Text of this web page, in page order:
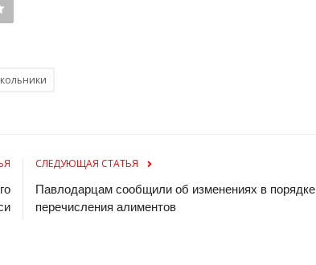
СЛЕДУЮЩАЯ СТАТЬЯ
Павлодарцам сообщили об изменениях в порядке
перечисления алиментов